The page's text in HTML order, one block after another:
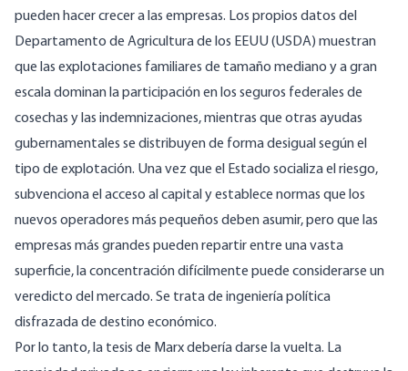
pueden hacer crecer a las empresas. Los propios datos del
Departamento de Agricultura de los EEUU (USDA) muestran
que las explotaciones familiares de tamaño mediano y a gran
escala dominan la participación en los seguros federales de
cosechas y las indemnizaciones, mientras que otras ayudas
gubernamentales se distribuyen de forma desigual según el
tipo de explotación. Una vez que el Estado socializa el riesgo,
subvenciona el acceso al capital y establece normas que los
nuevos operadores más pequeños deben asumir, pero que las
empresas más grandes pueden repartir entre una vasta
superficie, la concentración difícilmente puede considerarse un
veredicto del mercado. Se trata de ingeniería política
disfrazada de destino económico.
Por lo tanto, la tesis de Marx debería darse la vuelta. La